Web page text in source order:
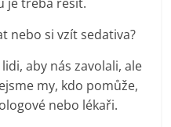
nebo si vzít sedativa?
aby nás zavolali, ale
my, kdo pomůže,
nebo lékaři.